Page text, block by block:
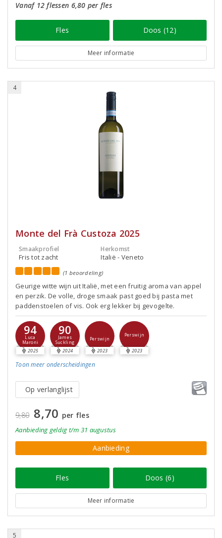
Vanaf 12 flessen 6,80 per fles
Fles Doos (12)
Meer informatie
4
Monte del Frà Custoza 2025
Smaakprofiel
Fris tot zacht
Herkomst
Italië - Veneto
(1 beoordeling)
Geurige witte wijn uit Italië, met een fruitig aroma van appel
en perzik. De volle, droge smaak past goed bij pasta met
paddenstoelen of vis. Ook erg lekker bij gevogelte.
94
Luca
Maroni
2025
90
James
Suckling
2024
Perswijn
2023
Perswijn
2023
Toon meer onderscheidingen
Op verlanglijst
9,80 8,70 per fles
Aanbieding geldig t/m 31 augustus
Aanbieding
Fles Doos (6)
Meer informatie
5